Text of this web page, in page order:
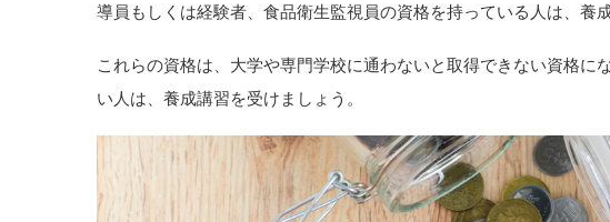
導員もしくは経験者、食品衛生監視員の資格を持っている人は、養
これらの資格は、大学や専門学校に通わないと取得できない資格に
い人は、養成講習を受けましょう。